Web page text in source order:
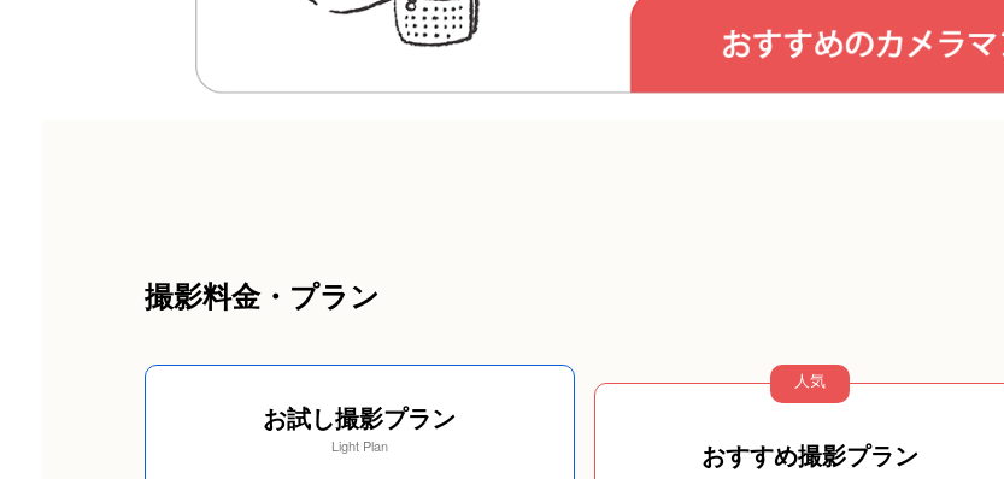
撮影料金・プラン
お試し撮影プラン
Light Plan
人気
おすすめ撮影プラン